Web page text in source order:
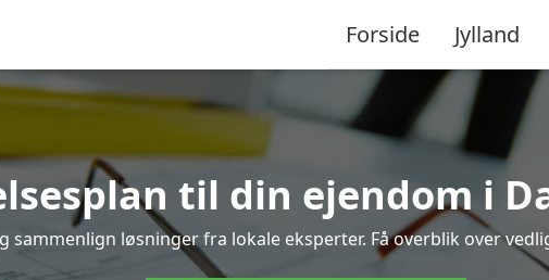
Forside Jylland
til din ejendom i
sammenlign løsninger fra lokale eksperter. Få overblik over